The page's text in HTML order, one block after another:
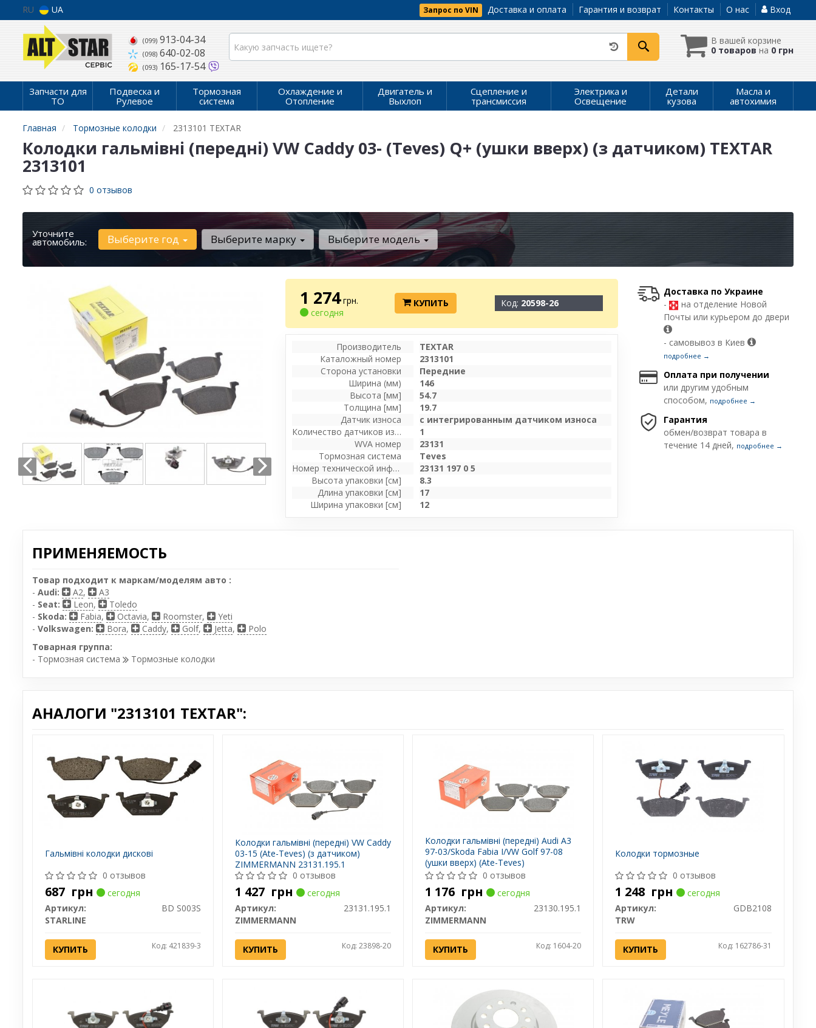
RU UA Запрос по VIN Доставка и оплата Гарантия и возврат Контакты О нас Вход
(099)913-04-34
(098)640-02-08
(093)165-17-54
В вашей корзине
0 товаров на 0 грн
Запчасти для
ТО
Подвеска и
Рулевое
Тормозная
система
Охлаждение и
Отопление
Двигатель и
Выхлоп
Сцепление и
трансмиссия
Электрика и
Освещение
Детали
кузова
Масла и
автохимия
Главная Тормозные колодки 2313101 TEXTAR
Колодки гальмівні (передні) VW Caddy 03- (Teves) Q+ (ушки вверх) (з датчиком) TEXTAR
2313101
0 отзывов
Уточните
автомобиль: Выберите год Выберите марку Выберите модель
1 274 грн.
сегодня
КУПИТЬ Код: 20598-26
Производитель
TEXTAR
Каталожный номер
2313101
Сторона установки
Передние
Ширина (мм)
146
Высота [мм]
54.7
Толщина [мм]
19.7
Датчик износа
с интегрированным датчиком износа
Количество датчиков износа [на ось]
1
WVA номер
23131
Тормозная система
Teves
Номер технической информации
23131 197 0 5
Высота упаковки [см]
8.3
Длина упаковки [см]
17
Ширина упаковки [см]
12
Доставка по Украине
-
на отделение Новой
Почты или курьером до двери
- самовывоз в Киев
подробнее →
Оплата при получении
или другим удобным
способом, подробнее →
Гарантия
обмен/возврат товара в
течение 14 дней, подробнее →
ПРИМЕНЯЕМОСТЬ
Товар подходит к маркам/моделям авто :
- Audi: A2,
A3
- Seat: Leon,
Toledo
- Skoda: Fabia, Octavia, Roomster,
Yeti
- Volkswagen: Bora, Caddy, Golf, Jetta,
Polo
Товарная группа:
- Тормозная система
Тормозные колодки
АНАЛОГИ "2313101 TEXTAR":
Гальмівні колодки дискові
0 отзывов
687 грн
сегодня
Артикул:
BD S003S
STARLINE
КУПИТЬ Код: 421839-3
Колодки гальмівні (передні) VW Caddy
03-15 (Ate-Teves) (з датчиком)
ZIMMERMANN 23131.195.1
0 отзывов
1 427 грн
сегодня
Артикул:
23131.195.1
ZIMMERMANN
КУПИТЬ Код: 23898-20
Колодки гальмівні (передні) Audi A3
97-03/Skoda Fabia I/VW Golf 97-08
(ушки вверх) (Ate-Teves)
ZIMMERMANN 23130.195.1
0 отзывов
1 176 грн
сегодня
Артикул:
23130.195.1
ZIMMERMANN
КУПИТЬ Код: 1604-20
Колодки тормозные
0 отзывов
1 248 грн
сегодня
Артикул:
GDB2108
TRW
КУПИТЬ Код: 162786-31